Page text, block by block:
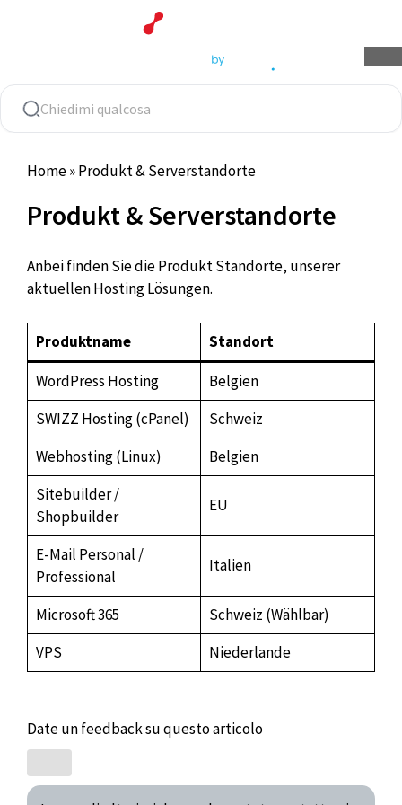
Home»Produkt & Serverstandorte
Produkt & Serverstandorte
Anbei finden Sie die Produkt Standorte, unserer
aktuellen Hosting Lösungen.
Produktname
Standort
WordPress Hosting
Belgien
SWIZZ Hosting (cPanel)
Schweiz
Webhosting (Linux)
Belgien
Sitebuilder /
Shopbuilder
EU
E-Mail Personal /
Professional
Italien
Microsoft 365
Schweiz (Wählbar)
VPS
Niederlande
Date un feedback su questo articolo